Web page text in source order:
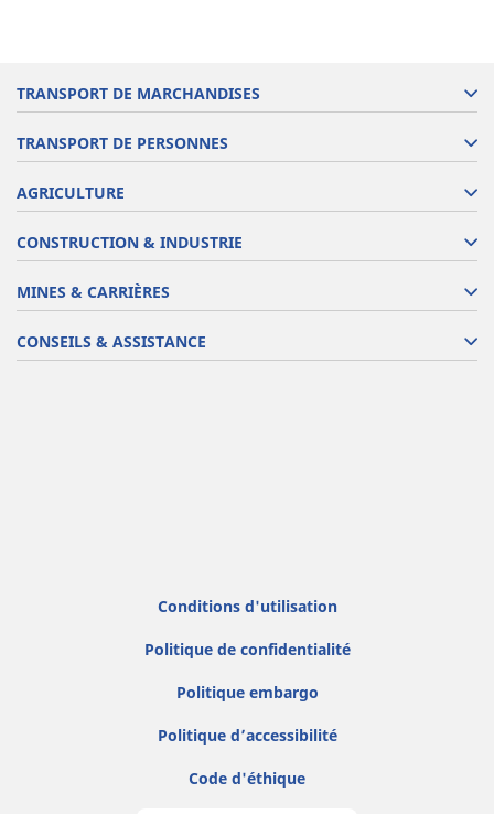
TRANSPORT DE MARCHANDISES
TRANSPORT DE PERSONNES
AGRICULTURE
CONSTRUCTION & INDUSTRIE
MINES & CARRIÈRES
CONSEILS & ASSISTANCE
Conditions d'utilisation
Politique de confidentialité
Politique embargo
Politique d’accessibilité
Code d'éthique